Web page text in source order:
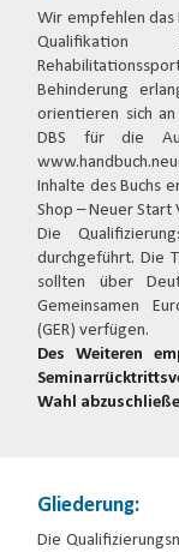
Wir empfehlen das
Qualifikation
Behinderung
orientieren sich
DBS für die
Inhalte des Buchs
Shop – Neuer
Die
durchgeführt. Die
sollten über
Gemeinsamen
(GER) verfügen.
Des Weiteren
Wahl
Gliederung:
Die